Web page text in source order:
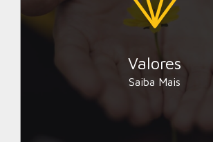
Valores
Saiba Mais
Resiliência, Inovação,
Responsabilidade, Igualdade,